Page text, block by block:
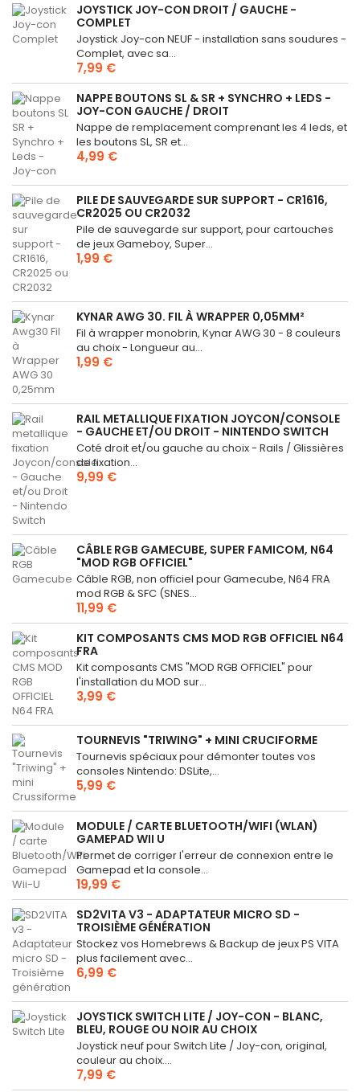
JOYSTICK JOY-CON DROIT / GAUCHE -
COMPLET
Joystick Joy-con NEUF - installation sans soudures -
Complet, avec sa...
7,99 €
NAPPE BOUTONS SL & SR + SYNCHRO + LEDS -
JOY-CON GAUCHE / DROIT
Nappe de remplacement comprenant les 4 leds, et
les boutons SL, SR et...
4,99 €
PILE DE SAUVEGARDE SUR SUPPORT - CR1616,
CR2025 OU CR2032
Pile de sauvegarde sur support, pour cartouches
de jeux Gameboy, Super...
1,99 €
KYNAR AWG 30. FIL À WRAPPER 0,05MM²
Fil à wrapper monobrin, Kynar AWG 30 - 8 couleurs
au choix - Longueur au...
1,99 €
RAIL METALLIQUE FIXATION JOYCON/CONSOLE
- GAUCHE ET/OU DROIT - NINTENDO SWITCH
Coté droit et/ou gauche au choix - Rails / Glissières
de fixation...
9,99 €
CÂBLE RGB GAMECUBE, SUPER FAMICOM, N64
"MOD RGB OFFICIEL"
Câble RGB, non officiel pour Gamecube, N64 FRA
mod RGB & SFC (SNES...
11,99 €
KIT COMPOSANTS CMS MOD RGB OFFICIEL N64
FRA
Kit composants CMS "MOD RGB OFFICIEL" pour
l'installation du MOD sur...
3,99 €
TOURNEVIS "TRIWING" + MINI CRUCIFORME
Tournevis spéciaux pour démonter toutes vos
consoles Nintendo: DSLite,...
5,99 €
MODULE / CARTE BLUETOOTH/WIFI (WLAN)
GAMEPAD WII U
Permet de corriger l'erreur de connexion entre le
Gamepad et la console...
19,99 €
SD2VITA V3 - ADAPTATEUR MICRO SD -
TROISIÈME GÉNÉRATION
Stockez vos Homebrews & Backup de jeux PS VITA
plus facilement avec...
6,99 €
JOYSTICK SWITCH LITE / JOY-CON - BLANC,
BLEU, ROUGE OU NOIR AU CHOIX
Joystick neuf pour Switch Lite / Joy-con, original,
couleur au choix....
7,99 €